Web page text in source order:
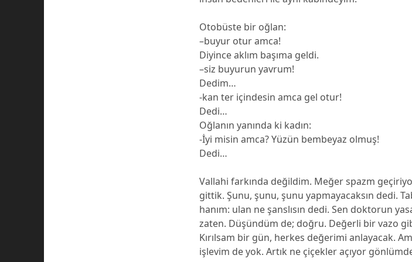
Otobüste bir oğlan:
–buyur otur amca!
Diyince aklım başıma geldi.
–siz buyurun yavrum!
Dedim…
-kan ter içindesin amca gel otur!
Dedi…
Oğlanın yanında ki kadın:
-İyi misin amca? Yüzün bembeyaz olmuş!
Dedi…
Vallahi farkında değildim. Meğer spazm
gittik. Şunu, şunu, şunu yapmayacaksın dedi.
hanım: ulan ne şanslısın dedi. Sen doktorun
zaten. Düşündüm de; doğru. Değerli bir vazo
Kırılsam bir gün, herkes değerimi anlayacak.
işlevim de yok. Artık ne çiçekler açıyor